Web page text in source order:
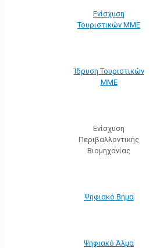
Ενίσχυση
Τουριστικών ΜΜΕ
Ίδρυση Τουριστικών
ΜΜΕ
Ενίσχυση
Περιβαλλοντικής
Βιομηχανίας
Ψηφιακό Βήμα
Ψηφιακό Άλμα